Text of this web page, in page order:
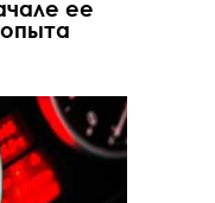
ее